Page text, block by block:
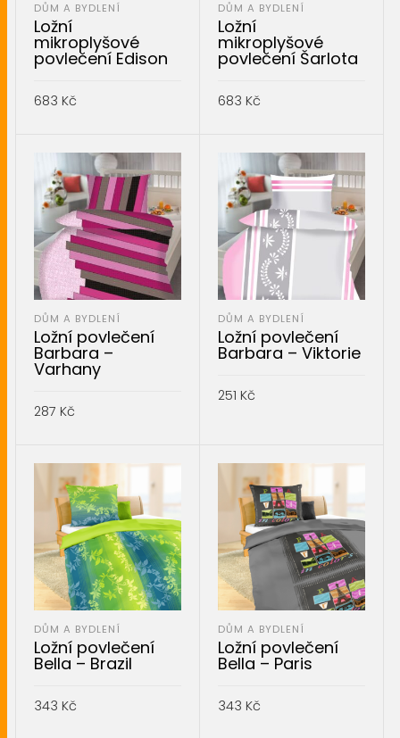
DŮM A BYDLENÍ
Ložní
mikroplyšové
povlečení Edison
683 Kč
DŮM A BYDLENÍ
Ložní
mikroplyšové
povlečení Šarlota
683 Kč
DŮM A BYDLENÍ
Ložní povlečení
Barbara –
Varhany
287 Kč
DŮM A BYDLENÍ
Ložní povlečení
Barbara – Viktorie
251 Kč
DŮM A BYDLENÍ
Ložní povlečení
Bella – Brazil
343 Kč
DŮM A BYDLENÍ
Ložní povlečení
Bella – Paris
343 Kč